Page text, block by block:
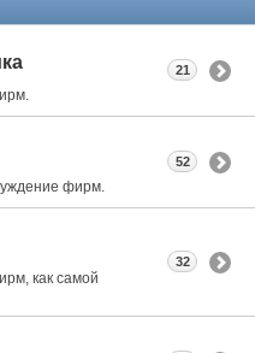
21
фирм.
52
как самой
32